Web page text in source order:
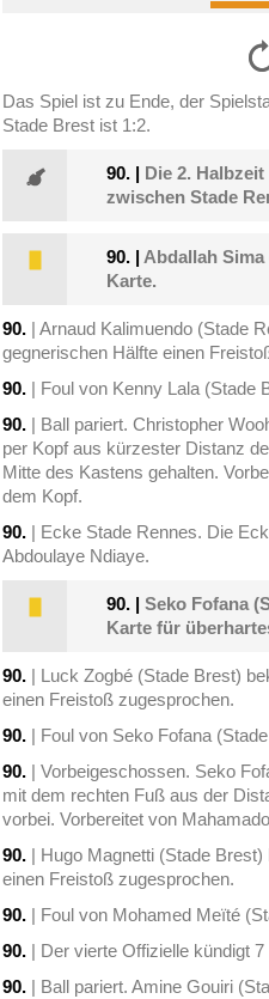
Das Spiel ist zu Ende, der
Stade Brest ist 1:2.
90. | Die 2.
zwischen Stade
90. | Abdallah
Karte.
90. | Arnaud Kalimuendo (Stade
gegnerischen Hälfte einen
90. | Foul von Kenny Lala (Stade
90. | Ball pariert. Christopher
per Kopf aus kürzester Distanz
Mitte des Kastens gehalten.
dem Kopf.
90. | Ecke Stade Rennes. Die
Abdoulaye Ndiaye.
90. |Seko Fofana
Karte für
90. | Luck Zogbé (Stade Brest)
einen Freistoß zugesprochen.
90. | Foul von Seko Fofana
90. | Vorbeigeschossen. Seko
mit dem rechten Fuß aus der
vorbei. Vorbereitet von
90. | Hugo Magnetti (Stade
einen Freistoß zugesprochen.
90. | Foul von Mohamed Meïté
90. | Der vierte Offizielle kündigt
90. | Ball pariert. Amine Gouiri